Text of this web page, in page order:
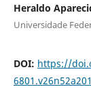
Heraldo
Universidade
DOI: https://